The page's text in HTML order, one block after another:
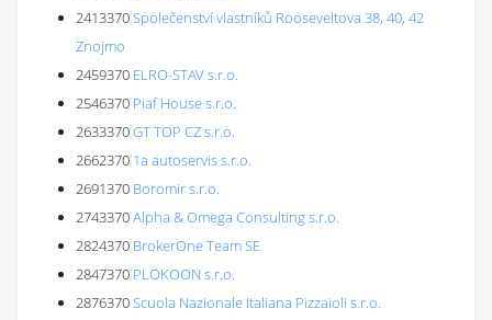
2413370Společenství vlastníků Rooseveltova 38, 40, 42
Znojmo
2459370 ELRO-STAV s.r.o.
2546370 Piaf House s.r.o.
2633370GT TOP CZ s.r.o.
2662370 1a autoservis s.r.o.
2691370 Boromir s.r.o.
2743370Alpha & Omega Consulting s.r.o.
2824370 BrokerOne Team SE
2847370 PLOKOON s.r.o.
2876370Scuola Nazionale Italiana Pizzaioli s.r.o.